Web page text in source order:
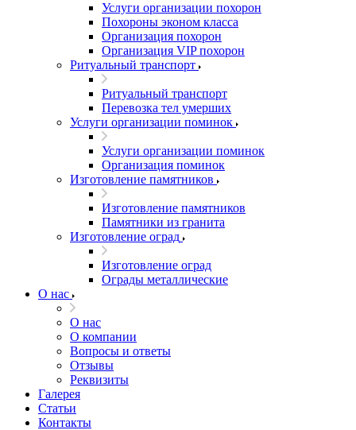
Услуги организации похорон
Похороны эконом класса
Организация похорон
Организация VIP похорон
Ритуальный транспорт
Ритуальный транспорт
Перевозка тел умерших
Услуги организации поминок
Услуги организации поминок
Организация поминок
Изготовление памятников
Изготовление памятников
Памятники из гранита
Изготовление оград
Изготовление оград
Ограды металлические
О нас
О нас
О компании
Вопросы и ответы
Отзывы
Реквизиты
Галерея
Статьи
Контакты